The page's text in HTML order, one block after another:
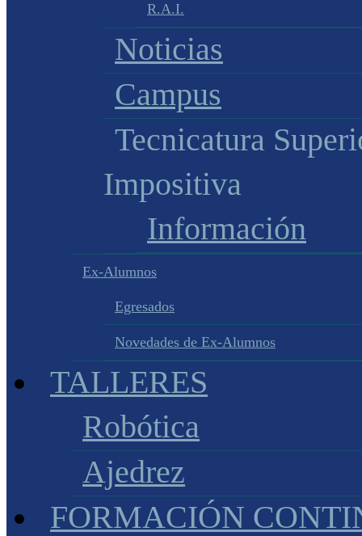
R.A.I.
Noticias
Campus
Tecnicatura
Impositiva
Información
Ex-Alumnos
Egresados
Novedades de Ex-Alumnos
TALLERES
Robótica
Ajedrez
FORMACIÓN